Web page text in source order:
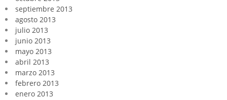
septiembre 2013
agosto 2013
julio 2013
junio 2013
mayo 2013
abril 2013
marzo 2013
febrero 2013
enero 2013